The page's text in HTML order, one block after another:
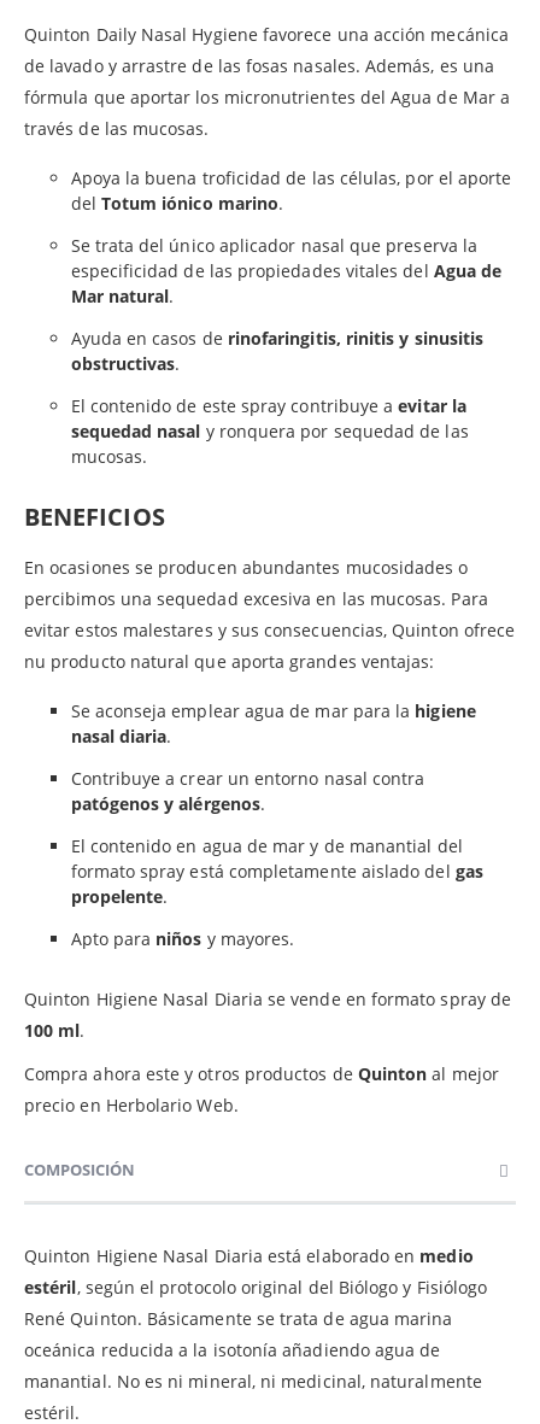
Quinton Daily Nasal Hygiene favorece una acción mecánica
de lavado y arrastre de las fosas nasales. Además, es una
fórmula que aportar los micronutrientes del Agua de Mar a
través de las mucosas.
Apoya la buena troficidad de las células, por el aporte
del Totum iónico marino.
Se trata del único aplicador nasal que preserva la
especificidad de las propiedades vitales del Agua de
Mar natural.
Ayuda en casos de rinofaringitis, rinitis y sinusitis
obstructivas.
El contenido de este spray contribuye aevitar la
sequedad nasal y ronquera por sequedad de las
mucosas.
BENEFICIOS
En ocasiones se producen abundantes mucosidades o
percibimos una sequedad excesiva en las mucosas. Para
evitar estos malestares y sus consecuencias, Quinton ofrece
nu producto natural que aporta grandes ventajas:
Se aconseja emplear agua de mar para la higiene
nasal diaria.
Contribuye a crear un entorno nasal contra
patógenos y alérgenos.
El contenido en agua de mar y de manantial del
formato spray está completamente aislado del gas
propelente.
Apto para niños y mayores.
Quinton Higiene Nasal Diaria se vende en formato spray de
100 ml.
Compra ahora este y otros productos de Quinton al mejor
precio en Herbolario Web.
COMPOSICIÓN
Quinton Higiene Nasal Diaria está elaborado en medio
estéril, según el protocolo original del Biólogo y Fisiólogo
René Quinton. Básicamente se trata de agua marina
oceánica reducida a la isotonía añadiendo agua de
manantial. No es ni mineral, ni medicinal, naturalmente
estéril.